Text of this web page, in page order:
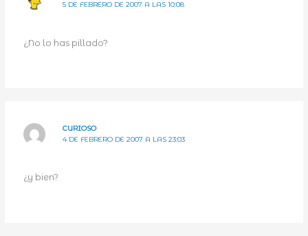
5 DE FEBRERO DE 2007 A LAS 10:08
¿No lo has pillado?
CURIOSO
4 DE FEBRERO DE 2007 A LAS 23:03
¿y bien?